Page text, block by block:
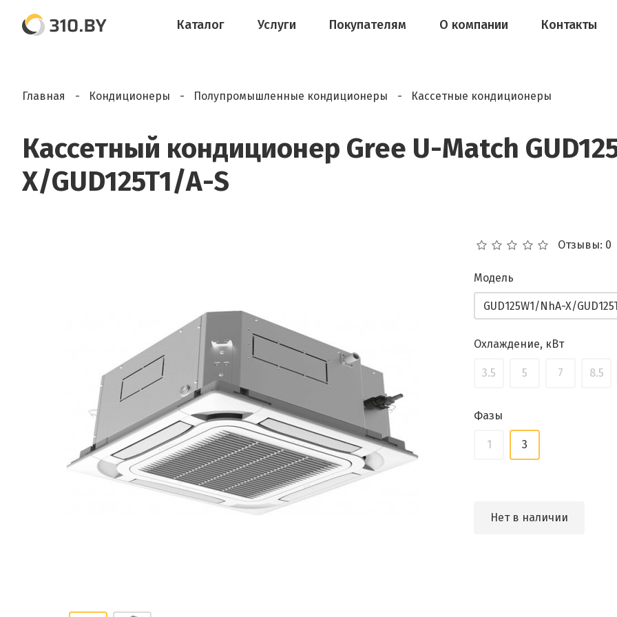
Каталог Услуги Покупателям О компании Контакты
Главная Кондиционеры Полупромышленные кондиционеры Кассетные кондиционеры
Кассетный кондиционер Gree U-Match
X/GUD125T1/A-S
Отзывы: 0
Модель
Охлаждение, кВт
3.5 5 7 8.5
Фазы
1 3
Нет в наличии